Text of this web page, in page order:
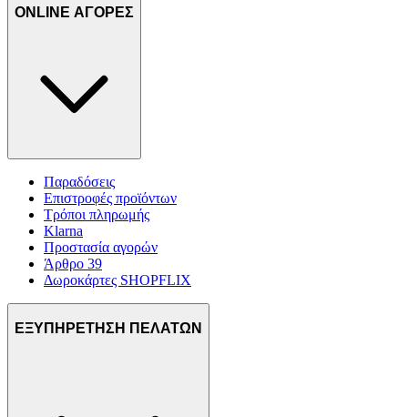
ONLINE ΑΓΟΡΕΣ
Παραδόσεις
Επιστροφές προϊόντων
Τρόποι πληρωμής
Klarna
Προστασία αγορών
Άρθρο 39
Δωροκάρτες SHOPFLIX
ΕΞΥΠΗΡΕΤΗΣΗ ΠΕΛΑΤΩΝ